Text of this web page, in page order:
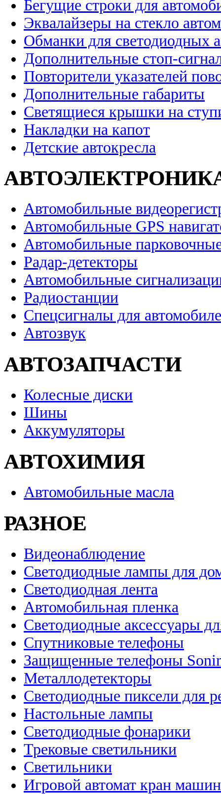
Бегущие строки для
Эквалайзеры на стекло
Обманки для светодиодных
Дополнительные стоп-
Повторители указателей
Дополнительные габариты
Светящиеся крышки на
Накладки на капот
Детские автокресла
Автомобильные
Автомобильные GPS
Автомобильные
Радар-детекторы
Автомобильные
Радиостанции
Спецсигналы для
Автозвук
АВТОЗАПЧАСТИ
Колесные диски
Шины
Аккумуляторы
АВТОХИМИЯ
Автомобильные масла
РАЗНОЕ
Видеонаблюдение
Светодиодные лампы для
Светодиодная лента
Автомобильная пленка
Светодиодные аксессуары
Спутниковые телефоны
Защищенные телефоны
Металлодетекторы
Светодиодные пиксели для
Настольные лампы
Светодиодные фонарики
Трековые светильники
Светильники
Игровой автомат кран